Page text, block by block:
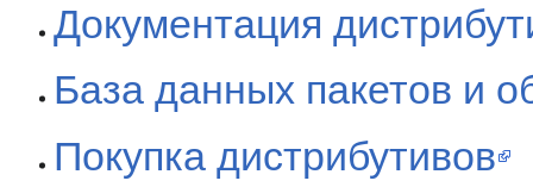
Документация
База данных пакетов и
Покупка дистрибутивов